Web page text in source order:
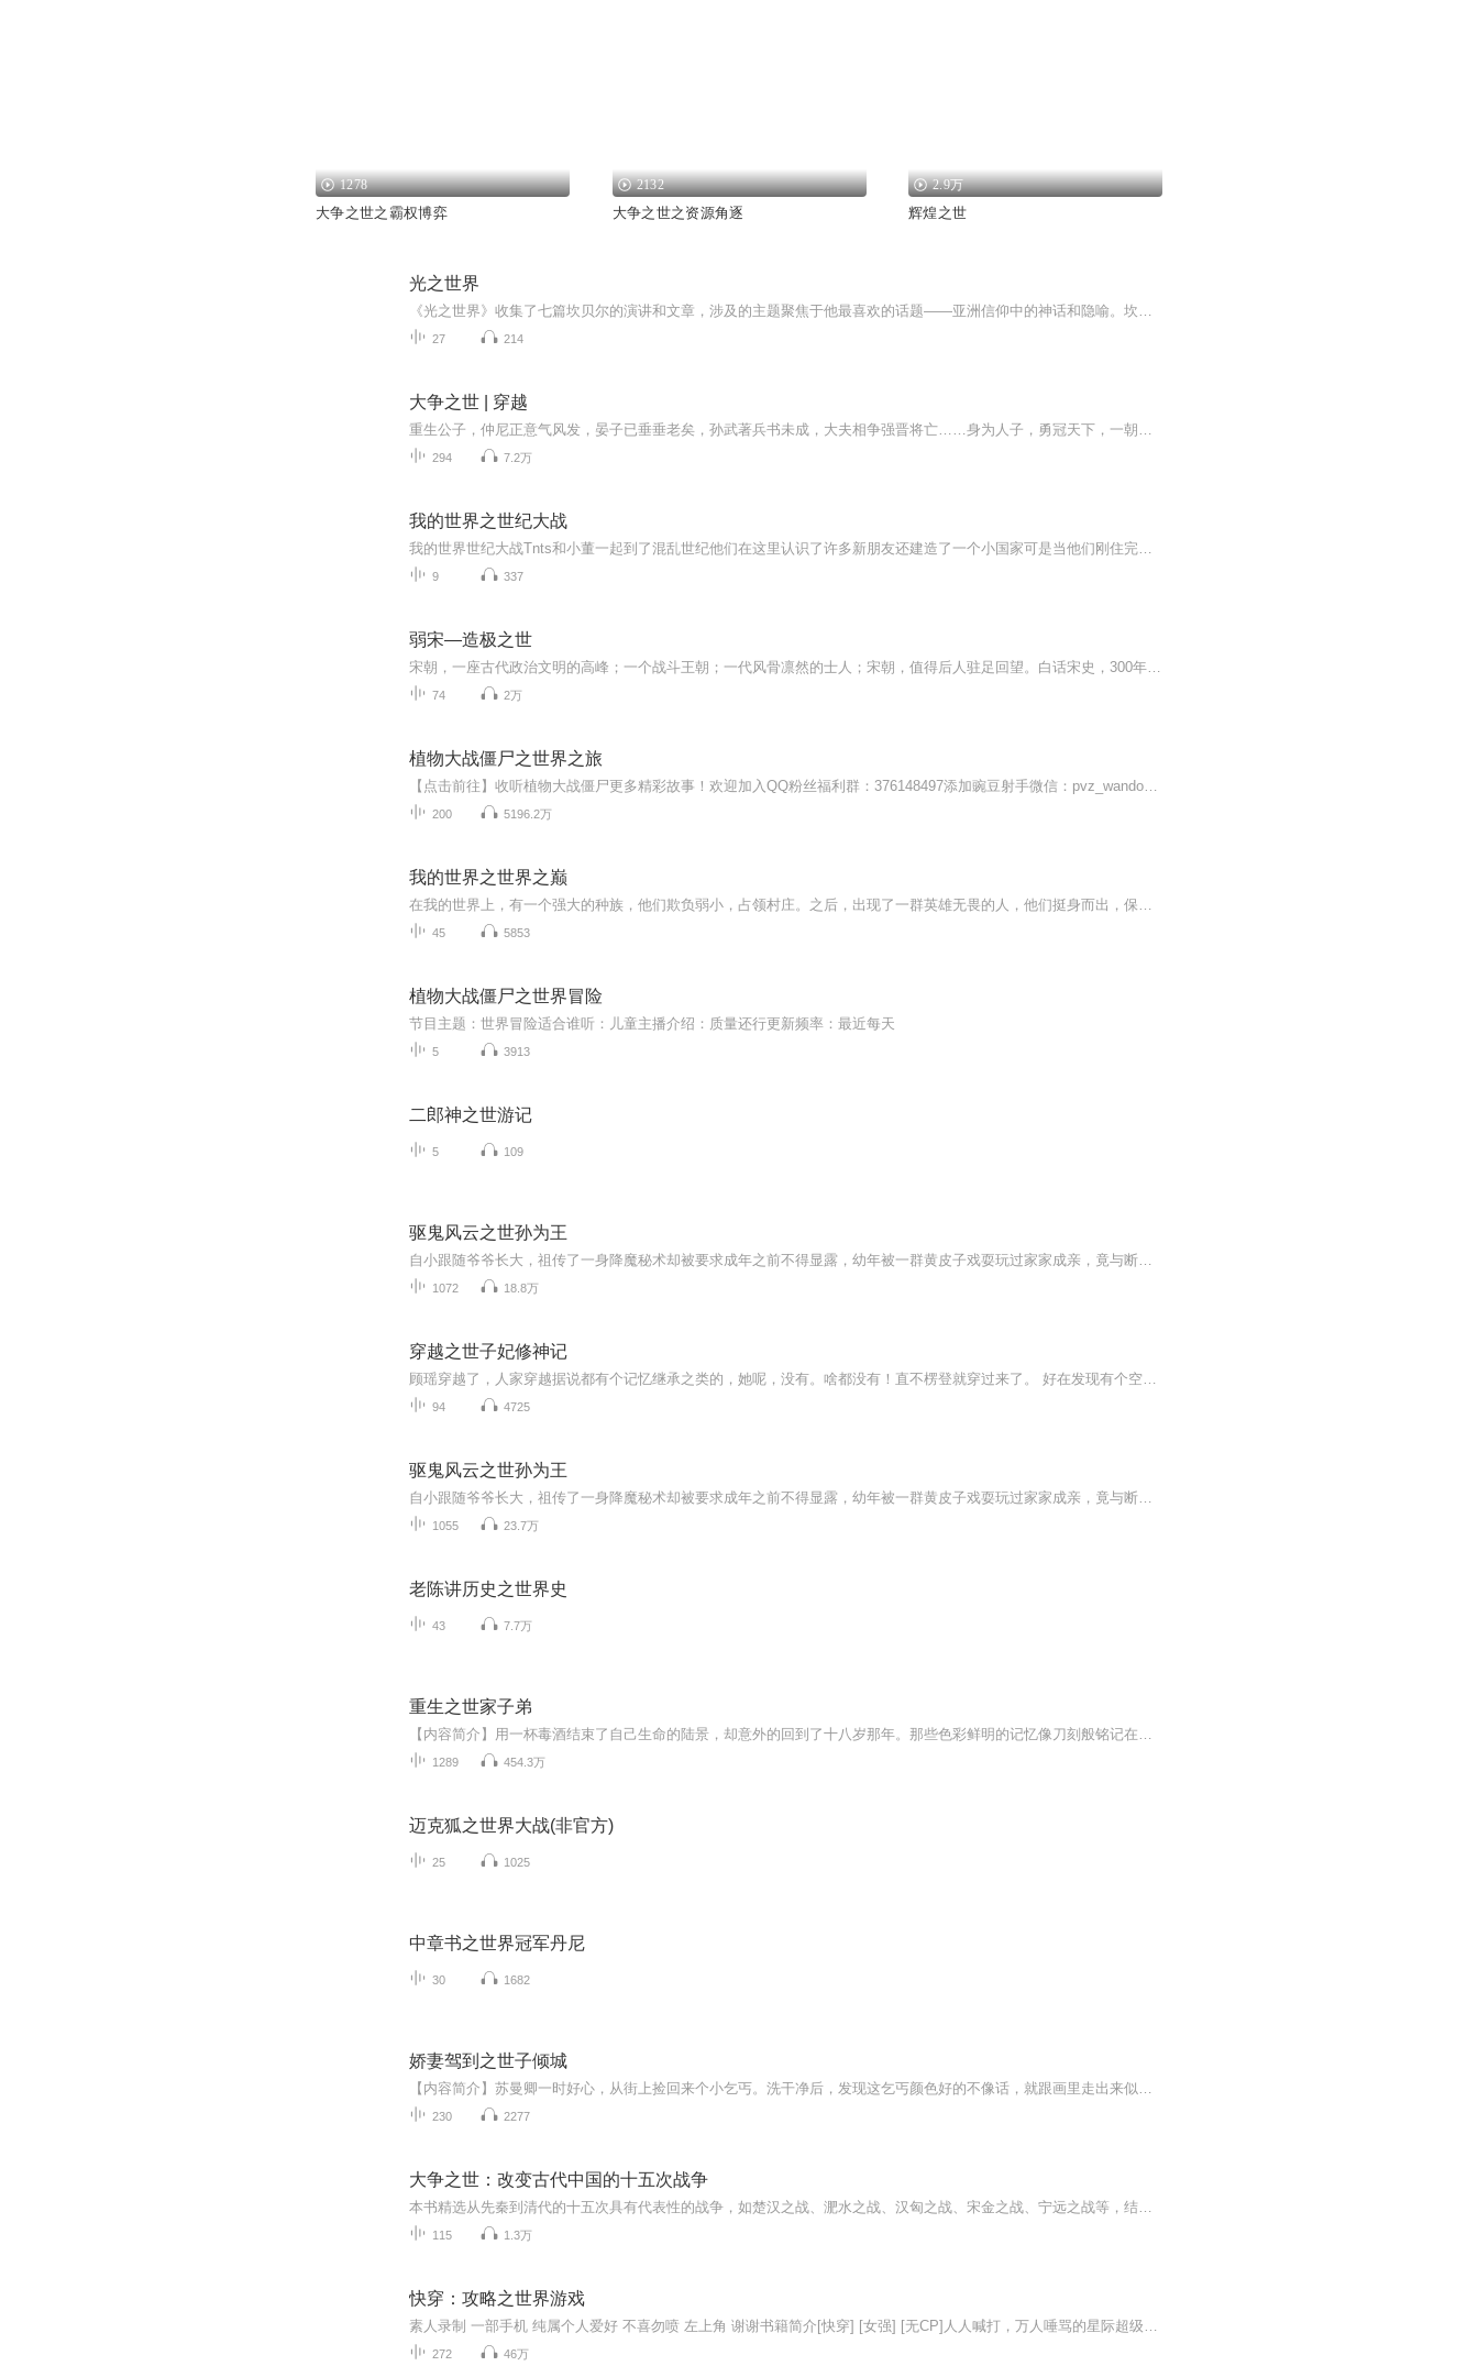
1278
大争之世之霸权博弈
2132
大争之世之资源角逐
2.9万
辉煌之世
光之世界
《光之世界》收集了七篇坎贝尔的演讲和文章，涉及的主题聚焦于他最喜欢的话题——亚洲信仰中的神话和隐喻。坎贝尔通过深入研究佛教、印度教和其他东方信仰体系的故事和意象，包括中国道教传统中的阴阳宇宙观，探索了东方的核心哲学和神话，通过生动的例子...
27 214
大争之世 | 穿越
重生公子，仲尼正意气风发，晏子已垂垂老矣，孙武著兵书未成，大夫相争强晋将亡……身为人子，勇冠天下，一朝复仇，天下动色——大丈夫，如是足矣。履身是时，望蒹葭苍苍，秋水伊人何在，城隅桑林，静女正踟蹰，关关雎鸠，更有君子好逑——好男儿，夫复何...
294 7.2万
我的世界之世纪大战
我的世界世纪大战Tnts和小董一起到了混乱世纪他们在这里认识了许多新朋友还建造了一个小国家可是当他们刚住完一年时他们却被迫要参加世纪大战当它们终结了世纪大战时却发现世纪大战背后有人指使后来他们才发现在地底下有一个二次元裂缝那个主使者能够毁灭一切
9 337
弱宋—造极之世
宋朝，一座古代政治文明的高峰；一个战斗王朝；一代风骨凛然的士人；宋朝，值得后人驻足回望。白话宋史，300年兴衰荣辱；言必有物，王侯将相功过评说。
74 2万
植物大战僵尸之世界之旅
【点击前往】收听植物大战僵尸更多精彩故事！欢迎加入QQ粉丝福利群：376148497添加豌豆射手微信：pvz_wandou
200 5196.2万
我的世界之世界之巅
在我的世界上，有一个强大的种族，他们欺负弱小，占领村庄。之后，出现了一群英雄无畏的人，他们挺身而出，保护村民，建立家园。要知道从小白变成高手，可不是一件容易的事，本故事为我的世界之世界之巅，作者，幻影忍者·JAY_YZ 将由我来带你们领略在我的...
45 5853
植物大战僵尸之世界冒险
节目主题：世界冒险适合谁听：儿童主播介绍：质量还行更新频率：最近每天
5 3913
二郎神之世游记
5 109
驱鬼风云之世孙为王
自小跟随爷爷长大，祖传了一身降魔秘术却被要求成年之前不得显露，幼年被一群黄皮子戏耍玩过家家成亲，竟与断尾新娘开始了命运纠葛，爷爷定下的娃娃亲，功力耗尽助其发迹，却在离世后遭到退婚，终于踏入古铺，作为最年轻的风水铺少东，收服冤魂恶鬼已是雕...
1072 18.8万
穿越之世子妃修神记
顾瑶穿越了，人家穿越据说都有个记忆继承之类的，她呢，没有。啥都没有！直不楞登就穿过来了。 好在发现有个空间，简直兴奋的不行，结果只有几本破书，说是可以修炼成神。她练了好久，除了身体好点也没啥变化啊！这不是重点，重点是人家的空间有无线可能，...
94 4725
驱鬼风云之世孙为王
自小跟随爷爷长大，祖传了一身降魔秘术却被要求成年之前不得显露，幼年被一群黄皮子戏耍玩过家家成亲，竟与断尾新娘开始了命运纠葛，爷爷定下的娃娃亲，功力耗尽助其发迹，却在离世后遭到退婚，终于踏入古铺，作为最年轻的风水铺少东，收服冤魂恶鬼已是雕...
1055 23.7万
老陈讲历史之世界史
43 7.7万
重生之世家子弟
【内容简介】用一杯毒酒结束了自己生命的陆景，却意外的回到了十八岁那年。那些色彩鲜明的记忆像刀刻般铭记在他的脑海里。老父郁郁而终，母亲思念成疾，追随而去。大哥折戟仕途，家破人亡。站在时光的这头，人生的征程可以重新开始，扭转命运的机会就在眼...
1289 454.3万
迈克狐之世界大战(非官方)
25 1025
中章书之世界冠军丹尼
30 1682
娇妻驾到之世子倾城
【内容简介】苏曼卿一时好心，从街上捡回来个小乞丐。洗干净后，发现这乞丐颜色好的不像话，就跟画里走出来似的。不仅如此，还学什么会什么，对她有求必应。美人娘亲慧眼识珠。我家宝贝闺女还缺个疼人的未来夫君，这个孩子好啊！于是乎，自己还是个奶娃娃...
230 2277
大争之世：改变古代中国的十五次战争
本书精选从先秦到清代的十五次具有代表性的战争，如楚汉之战、淝水之战、汉匈之战、宋金之战、宁远之战等，结合古代文献记载与军事理论，详细解读决定战争胜负的多重因素与细节——兵种、装备、兵器、战术、后勤、地形、阵法等，还原古代战场实况，廓清后...
115 1.3万
快穿：攻略之世界游戏
素人录制 一部手机 纯属个人爱好 不喜勿喷 左上角 谢谢书籍简介[快穿] [女强] [无CP]人人喊打，万人唾骂的星际超级罪犯，在被关押三百年后得到了一个重获自由的机会，前往三千世界替人完成心愿。任你刚强倔强、狂拽酷炫、傻白真甜、冷静多谋，在方晴面前都...
272 46万